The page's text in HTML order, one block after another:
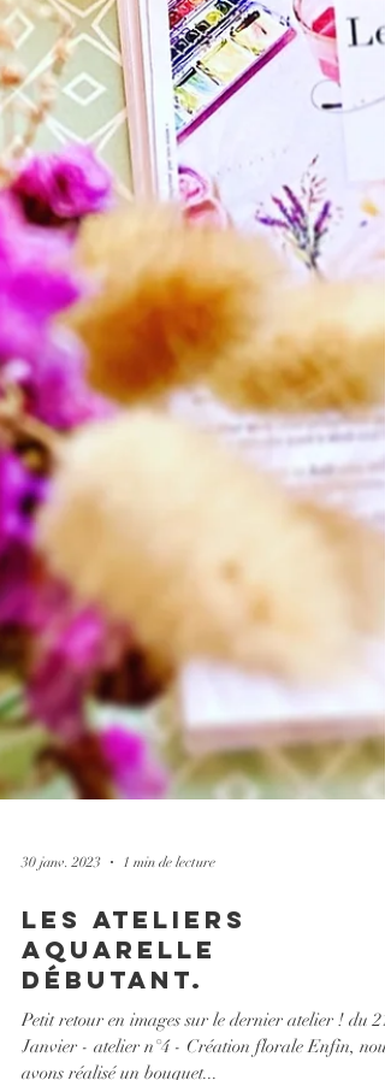
30 janv. 2023 1 min de lecture
les Ateliers
débutant.
Petit retour en images sur le dernier atelier ! du 21